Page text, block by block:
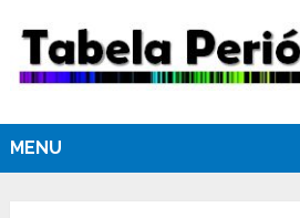
MENU